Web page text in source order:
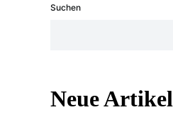
Suchen
Neue Artikel